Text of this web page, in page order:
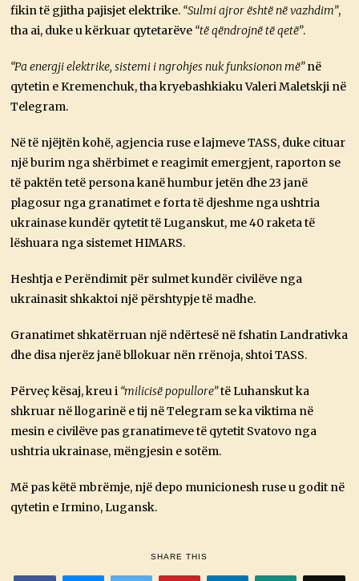
fikin të gjitha pajisjet elektrike. “Sulmi ajror është në vazhdim”,
tha ai, duke u kërkuar qytetarëve “të qëndrojnë të qetë”.
“Pa energji elektrike, sistemi i ngrohjes nuk funksionon më”në
qytetin e Kremenchuk, tha kryebashkiaku Valeri Maletskji në
Telegram.
Në të njëjtën kohë, agjencia ruse e lajmeve TASS, duke cituar
një burim nga shërbimet e reagimit emergjent, raporton se
të paktën tetë persona kanë humbur jetën dhe 23 janë
plagosur nga granatimet e forta të djeshme nga ushtria
ukrainase kundër qytetit të Luganskut, me 40 raketa të
lëshuara nga sistemet HIMARS.
Heshtja e Perëndimit për sulmet kundër civilëve nga
ukrainasit shkaktoi një përshtypje të madhe.
Granatimet shkatërruan një ndërtesë në fshatin Landrativka
dhe disa njerëz janë bllokuar nën rrënoja, shtoi TASS.
Përveç kësaj, kreu i “milicisë popullore”të Luhanskut ka
shkruar në llogarinë e tij në Telegram se ka viktima në
mesin e civilëve pas granatimeve të qytetit Svatovo nga
ushtria ukrainase, mëngjesin e sotëm.
Më pas këtë mbrëmje, një depo municionesh ruse u godit në
qytetin e Irmino, Lugansk.
SHARE THIS